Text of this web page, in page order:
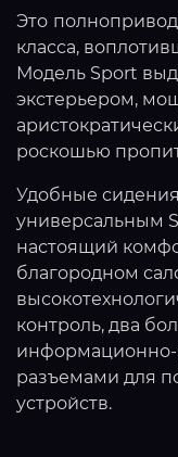
Это
класса,
Модель Sport
экстерьером,
роскошью
Удобные
универсальным
настоящий
благородном
контроль, два
информационно-
разъемами для
устройств.